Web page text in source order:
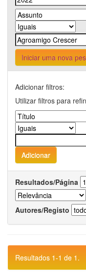
Iniciar uma nova
Adicionar filtros:
Utilizar filtros para
Resultados/Página
Autores/Registo
Resultados 1-1 de 1.